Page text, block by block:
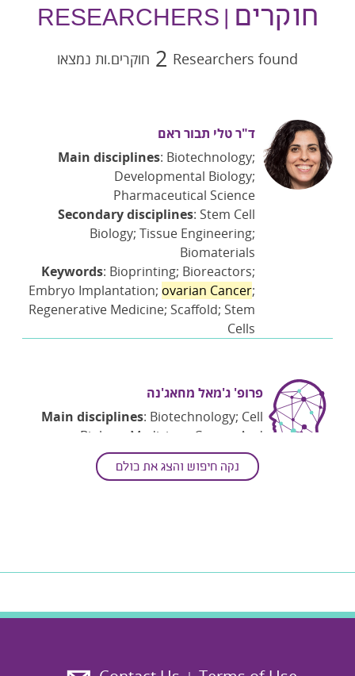
חוקרים
Researchers found
2 חוקרים.ות נמצאו
ד"ר טלי תבור ראם
Main disciplines: Biotechnology;
Developmental Biology;
Pharmaceutical Science
Secondary disciplines: Stem Cell
Biology; Tissue Engineering;
Biomaterials
Keywords: Bioprinting; Bioreactors;
Embryo Implantation; ovarian Cancer;
Regenerative Medicine; Scaffold; Stem
Cells
פרופ' ג'מאל מחאג'נה
Main disciplines: Biotechnology; Cell
Biology; Medicine - Cancer And
Oncology; Molecular Biology; Biology
Secondary disciplines: Personalized
Natural Products;ovarian Cancer; Plant
נקה חיפוש והצג את כולם